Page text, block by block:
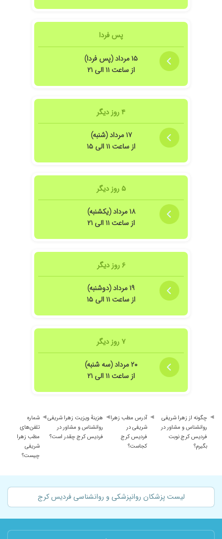
پس فردا
۱۵ مرداد (پس فردا)
از ساعت ۱۱ الی ۲۱
۴ روز دیگر
۱۷ مرداد (شنبه)
از ساعت ۱۱ الی ۱۵
۵ روز دیگر
۱۸ مرداد (یکشنبه)
از ساعت ۱۱ الی ۲۱
۶ روز دیگر
۱۹ مرداد (دوشنبه)
از ساعت ۱۱ الی ۱۵
۷ روز دیگر
۲۰ مرداد (سه شنبه)
از ساعت ۱۱ الی ۲۱
چگونه از زهرا شریفی
روانشناس و مشاور در
فردیس کرج نوبت
بگیرم؟
آدرس مطب زهرا
شریفی در
فردیس کرج
کجاست؟
هزینهٔ ویزیت زهرا شریفی
روانشناس و مشاور در
فردیس کرج چقدر است؟
شماره
تلفن‌های
مطب زهرا
شریفی
چیست؟
لیست پزشکان روانپزشکی و روانشناسی فردیس کرج